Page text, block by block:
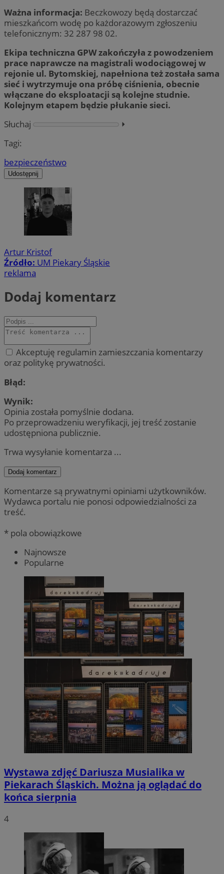
Ważna informacja: Beczkowozy będą dostarczać
mieszkańcom wodę po każdorazowym zgłoszeniu
telefonicznym: 32 287 98 02.
Ekipa techniczna GPW zakończyła z powodzeniem
prace naprawcze na magistrali wodociągowej w
rejonie ul. Bytomskiej, napełniona też została sama
sieć i wytrzymuje ona próbę ciśnienia, obecnie
włączane do eksploatacji są kolejne studnie.
Kolejnym etapem będzie płukanie sieci.
Słuchaj
⏵︎
Tagi:
bezpieczeństwo
Udostępnij
Artur Kristof
Źródło: UM Piekary Śląskie
reklama
Dodaj komentarz
Akceptuję regulamin zamieszczania komentarzy
oraz politykę prywatności.
Błąd:
Wynik:
Opinia została pomyślnie dodana.
Po przeprowadzeniu weryfikacji, jej treść zostanie
udostępniona publicznie.
Trwa wysyłanie komentarza ...
Dodaj komentarz
Komentarze są prywatnymi opiniami użytkowników.
Wydawca portalu nie ponosi odpowiedzialności za
treść.
* pola obowiązkowe
Najnowsze
Popularne
Wystawa zdjęć Dariusza Musialika w
Piekarach Śląskich. Można ją oglądać do
końca sierpnia
4